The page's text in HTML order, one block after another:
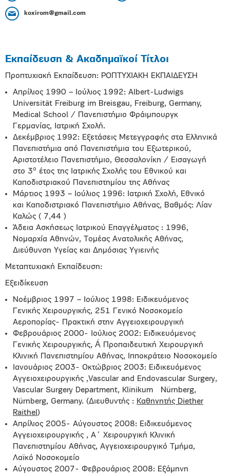
koxirom@gmail.com
Εκπαίδευση & Ακαδημαϊκοί Τίτλοι
Προπτυχιακή Εκπαίδευση: ΡΟΠΤΥΧΙΑΚΗ ΕΚΠΑΙΔΕΥΣΗ
Απρίλιος 1990 – Ιούλιος 1992: Albert-Ludwigs
Universität Freiburg im Breisgau, Freiburg, Germany,
Medical School / Πανεπιστήμιο Φράιμπουργκ
Γερμανίας, Ιατρική Σχολή.
Δεκέμβριος 1992: Εξετάσεις Μετεγγραφής στα Ελληνικά
Πανεπιστήμια από Πανεπιστήμια του Εξωτερικού,
Αριστοτέλειο Πανεπιστήμιο, Θεσσαλονίκη / Εισαγωγή
στο 3ο έτος της Ιατρικής Σχολής του Εθνικού και
Καποδιστριακού Πανεπιστημίου της Αθήνας
Μάρτιος 1993 – Ιούλιος 1996: Ιατρική Σχολή, Εθνικό
και Καποδιστριακό Πανεπιστήμιο Αθήνας, Βαθμός: Λίαν
Καλώς ( 7,44 )
Άδεια Ασκήσεως Ιατρικού Επαγγέλματος : 1996,
Nομαρχία Αθηνών, Τομέας Ανατολικής Αθήνας,
Διεύθυνση Υγείας και Δημόσιας Υγιεινής
Μεταπτυχιακή Εκπαίδευση:
Εξειδίκευση
Νοέμβριος 1997 – Ιούλιος 1998: Ειδικευόμενος
Γενικής Χειρουργικής, 251 Γενικό Νοσοκομείο
Αεροπορίας- Πρακτική στην Αγγειοχειρουργική
Φεβρουάριος 2000- Ιούλιος 2002: Ειδικευόμενος
Γενικής Χειρουργικής, Á Προπαιδευτική Χειρουργική
Κλινική Πανεπιστημίου Αθήνας, Ιπποκράτειο Νοσοκομείο
Ιανουάριος 2003- Οκτώβριος 2003: Ειδικευόμενος
Αγγειοχειρουργικής ,Vascular and Endovascular Surgery,
Vascular Surgery Department, Klinikum Nürnberg,
Nürnberg, Germany. (Διευθυντής : Καθηγητής Diether
Raithel)
Απρίλιος 2005- Αύγουστος 2008: Ειδικευόμενος
Αγγειοχειρουργικής , Α΄ Χειρουργική Κλινική
Πανεπιστημίου Αθήνας, Αγγειοχειρουργικό Τμήμα,
Λαϊκό Νοσοκομείο
Αύγουστος 2007- Φεβρουάριος 2008: Εξάμηνη